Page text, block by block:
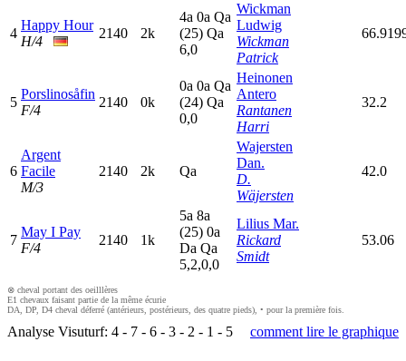
4
Happy Hour
H/4
2140 2k
4a 0a Qa
(25) Qa
6,0
Wickman
Ludwig
Wickman
Patrick
5
Porslinosåfin
F/4
2140 0k
0a 0a Qa
(24) Qa
0,0
Heinonen
Antero
Rantanen
Harri
32.2
6
Argent
Facile
M/3
2140 2k Qa
Wajersten
Dan.
D.
Wäjersten
42.0
7
May I Pay
F/4
2140 1k
5a 8a
(25) 0a
Da Qa
5,2,0,0
Lilius Mar.
Rickard
Smidt
53.06
⊗ cheval portant des oeilllères
E1 chevaux faisant partie de la même écurie
DA, DP, D4 cheval déferré (antérieurs, postérieurs, des quatre pieds), • pour la première fois.
Analyse Visuturf: 4 - 7 - 6 - 3 - 2 - 1 - 5 comment lire le graphique